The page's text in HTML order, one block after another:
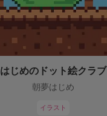
はじめのドット絵クラブ
朝夢はじめ
イラスト